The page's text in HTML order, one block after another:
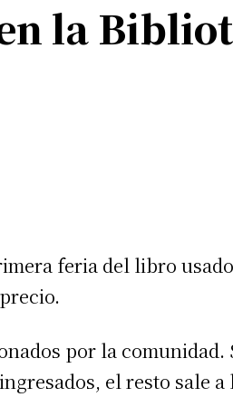
la
feria del libro
por la comunidad.
el resto sale a